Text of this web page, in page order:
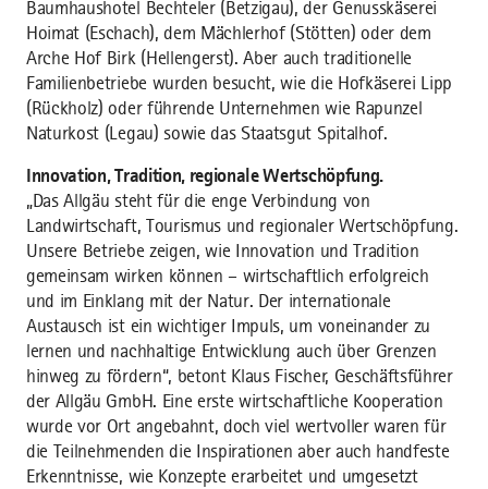
Baumhaushotel Bechteler (Betzigau), der Genusskäserei
Hoimat (Eschach), dem Mächlerhof (Stötten) oder dem
Arche Hof Birk (Hellengerst). Aber auch traditionelle
Familienbetriebe wurden besucht, wie die Hofkäserei Lipp
(Rückholz) oder führende Unternehmen wie Rapunzel
Naturkost (Legau) sowie das Staatsgut Spitalhof.
Innovation, Tradition, regionale Wertschöpfung.
„Das Allgäu steht für die enge Verbindung von
Landwirtschaft, Tourismus und regionaler Wertschöpfung.
Unsere Betriebe zeigen, wie Innovation und Tradition
gemeinsam wirken können – wirtschaftlich erfolgreich
und im Einklang mit der Natur. Der internationale
Austausch ist ein wichtiger Impuls, um voneinander zu
lernen und nachhaltige Entwicklung auch über Grenzen
hinweg zu fördern“, betont Klaus Fischer, Geschäftsführer
der Allgäu GmbH. Eine erste wirtschaftliche Kooperation
wurde vor Ort angebahnt, doch viel wertvoller waren für
die Teilnehmenden die Inspirationen aber auch handfeste
Erkenntnisse, wie Konzepte erarbeitet und umgesetzt